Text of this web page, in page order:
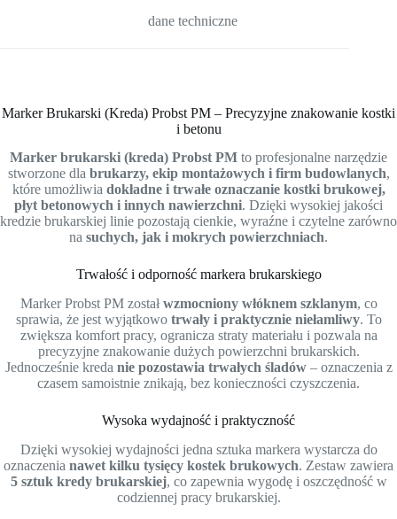
dane techniczne
Marker Brukarski (Kreda) Probst PM – Precyzyjne znakowanie kostki
i betonu
Marker brukarski (kreda) Probst PM to profesjonalne narzędzie
stworzone dla brukarzy, ekip montażowych i firm budowlanych,
które umożliwia dokładne i trwałe oznaczanie kostki brukowej,
płyt betonowych i innych nawierzchni. Dzięki wysokiej jakości
kredzie brukarskiej linie pozostają cienkie, wyraźne i czytelne zarówno
na suchych, jak i mokrych powierzchniach.
Trwałość i odporność markera brukarskiego
Marker Probst PM zostałwzmocniony włóknem szklanym, co
sprawia, że jest wyjątkowo trwały i praktycznie niełamliwy. To
zwiększa komfort pracy, ogranicza straty materiału i pozwala na
precyzyjne znakowanie dużych powierzchni brukarskich.
Jednocześnie kreda nie pozostawia trwałych śladów– oznaczenia z
czasem samoistnie znikają, bez konieczności czyszczenia.
Wysoka wydajność i praktyczność
Dzięki wysokiej wydajności jedna sztuka markera wystarcza do
oznaczenia nawet kilku tysięcy kostek brukowych. Zestaw zawiera
5 sztuk kredy brukarskiej, co zapewnia wygodę i oszczędność w
codziennej pracy brukarskiej.